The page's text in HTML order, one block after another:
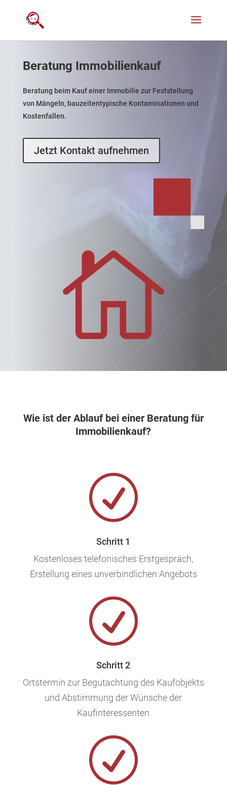
Beratung Immobilienkauf
Beratung beim Kauf einer Immobilie zur Feststellung
von Mängeln, bauzeitentypische Kontaminationen und
Kostenfallen.
Jetzt Kontakt aufnehmen

Wie ist der Ablauf bei einer Beratung für
Immobilienkauf?
R
Schritt 1
Kostenloses telefonisches Erstgespräch,
Erstellung eines unverbindlichen Angebots
R
Schritt 2
Ortstermin zur Begutachtung des Kaufobjekts
und Abstimmung der Wünsche der
Kaufinteressenten
R